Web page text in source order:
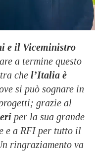
e il Viceministro
a termine questo
che l’Italia è
si può sognare in
grazie al
per la sua grande
e a RFI per tutto il
ringraziamento va